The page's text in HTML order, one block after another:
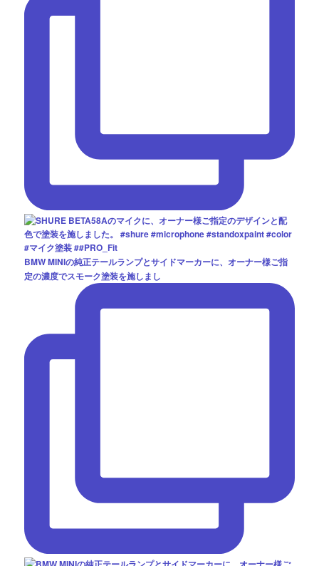
BMW MINIの純正テールランプとサイドマーカーに、オーナー様ご指
定の濃度でスモーク塗装を施しまし